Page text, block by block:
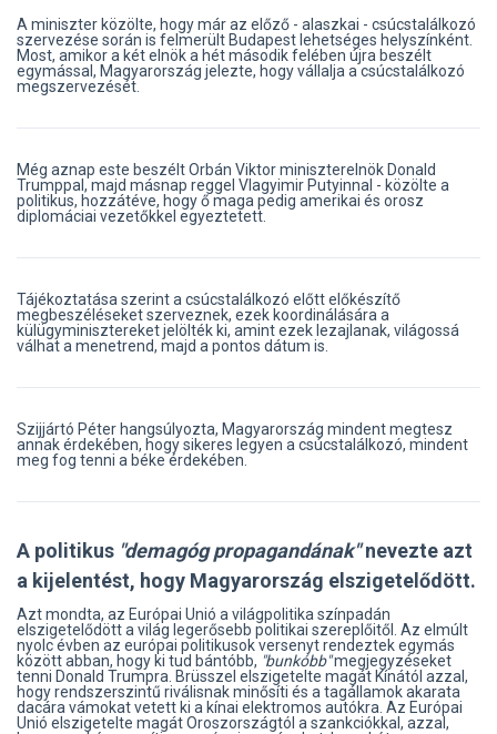
A miniszter közölte, hogy már az előző - alaszkai - csúcstalálkozó
szervezése során is felmerült Budapest lehetséges helyszínként.
Most, amikor a két elnök a hét második felében újra beszélt
egymással, Magyarország jelezte, hogy vállalja a csúcstalálkozó
megszervezését.
Még aznap este beszélt Orbán Viktor miniszterelnök Donald
Trumppal, majd másnap reggel Vlagyimir Putyinnal - közölte a
politikus, hozzátéve, hogy ő maga pedig amerikai és orosz
diplomáciai vezetőkkel egyeztetett.
Tájékoztatása szerint a csúcstalálkozó előtt előkészítő
megbeszéléseket szerveznek, ezek koordinálására a
külügyminisztereket jelölték ki, amint ezek lezajlanak, világossá
válhat a menetrend, majd a pontos dátum is.
Szijjártó Péter hangsúlyozta, Magyarország mindent megtesz
annak érdekében, hogy sikeres legyen a csúcstalálkozó, mindent
meg fog tenni a béke érdekében.
A politikus "demagóg propagandának"nevezte azt
a kijelentést, hogy Magyarország elszigetelődött.
Azt mondta, az Európai Unió a világpolitika színpadán
elszigetelődött a világ legerősebb politikai szereplőitől. Az elmúlt
nyolc évben az európai politikusok versenyt rendeztek egymás
között abban, hogy ki tud bántóbb, "bunkóbb"megjegyzéseket
tenni Donald Trumpra. Brüsszel elszigetelte magát Kínától azzal,
hogy rendszerszintű riválisnak minősíti és a tagállamok akarata
dacára vámokat vetett ki a kínai elektromos autókra. Az Európai
Unió elszigetelte magát Oroszországtól a szankciókkal, azzal,